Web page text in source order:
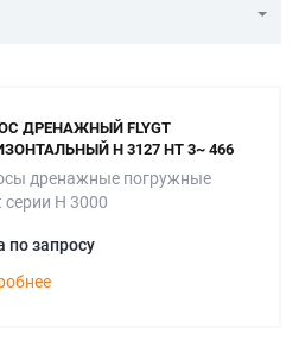
ДРЕНАЖНЫЙ FLYGT
H 3127 HT 3~ 466
дренажные погружные
серии H 3000
по запросу